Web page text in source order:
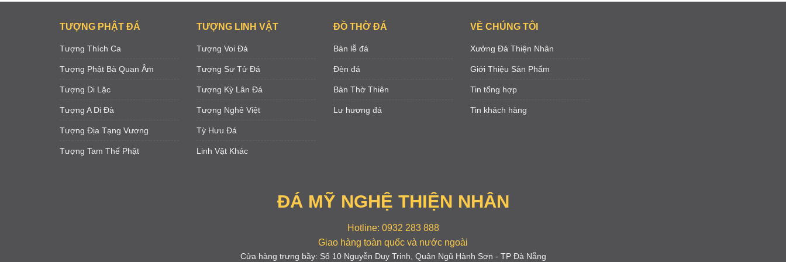
TƯỢNG PHẬT ĐÁ
Tượng Thích Ca
Tượng Phật Bà Quan Âm
Tượng Di Lặc
Tượng A Di Đà
Tượng Địa Tạng Vương
Tượng Tam Thế Phật
TƯỢNG LINH VẬT
Tượng Voi Đá
Tượng Sư Tử Đá
Tượng Kỳ Lân Đá
Tượng Nghê Việt
Tỳ Hưu Đá
Linh Vật Khác
ĐỒ THỜ ĐÁ
Bàn lễ đá
Đèn đá
Bàn Thờ Thiên
Lư hương đá
VỀ CHÚNG TÔI
Xưởng Đá Thiện Nhân
Giới Thiệu Sản Phẩm
Tin tổng hợp
Tin khách hàng
ĐÁ MỸ NGHỆ THIỆN NHÂN
Hotline: 0932 283 888
Giao hàng toàn quốc và nước ngoài
Cửa hàng trưng bầy: Số 10 Nguyễn Duy Trinh, Quận Ngũ Hành Sơn - TP Đà Nẵng